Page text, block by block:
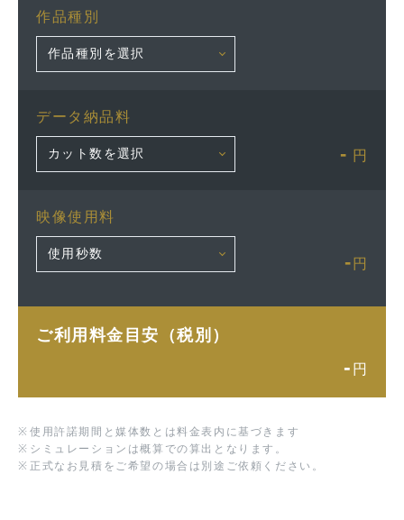
作品種別
データ納品料
- 円
映像使用料
- 円
ご利用料金目安（税別）
- 円
※ 使用許諾期間と媒体数とは料金表内に基づきます
※ シミュレーションは概算での算出となります。
※ 正式なお見積をご希望の場合は別途ご依頼ください。